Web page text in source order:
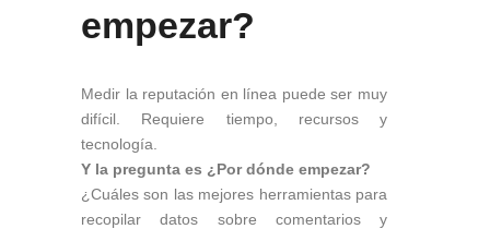
empezar?
Medir la reputación en línea puede ser muy
difícil. Requiere tiempo, recursos y
tecnología.
Y la pregunta es ¿Por dónde empezar?
¿Cuáles son las mejores herramientas para
recopilar datos sobre comentarios y